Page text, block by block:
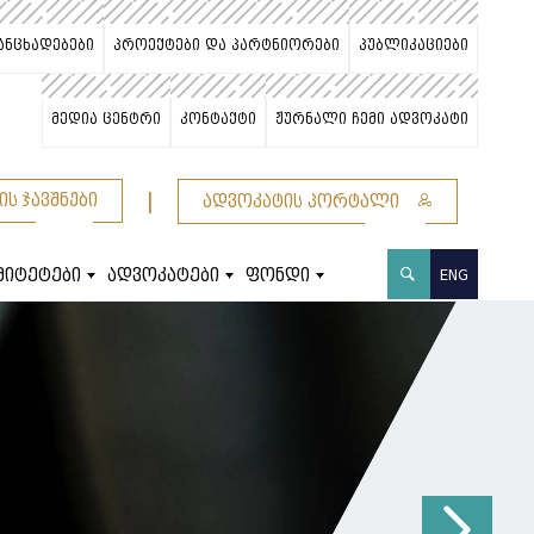
პროექტები და პარტნიორები პუბლიკაციები
მედია ცენტრი კონტაქტი ჟურნალი ჩემი ადვოკატი
ჯავშნები ადვოკატის პორტალი
ადვოკატები ფონდი ENG